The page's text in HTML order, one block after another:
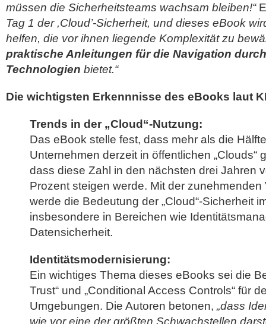
müssen die Sicherheitsteams wachsam bleiben!“
Tag 1 der ,Cloud’-Sicherheit, und dieses eBook
helfen, die vor ihnen liegende Komplexität zu
praktische Anleitungen für die Navigation
Technologien bietet.“
Die wichtigsten Erkennnisse des eBooks laut
Trends in der „Cloud“-Nutzung:
Das eBook stelle fest, dass mehr als die
Unternehmen derzeit in öffentlichen „Clouds“
dass diese Zahl in den nächsten drei Jahren
Prozent steigen werde. Mit der zunehmenden
werde die Bedeutung der „Cloud“-Sicherheit
insbesondere in Bereichen wie
Datensicherheit.
Identitätsmodernisierung:
Ein wichtiges Thema dieses eBooks sei die
Trust“ und „Conditional Access Controls“ für
Umgebungen. Die Autoren betonen, „dass
wie vor eine der größten Schwachstellen